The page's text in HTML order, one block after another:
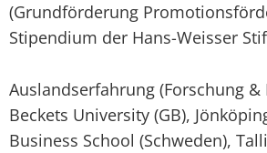
(Grundförderung
Stipendium der Hans-Weisser
Auslandserfahrung (Forschung &
Beckets University (GB),
Business School (Schweden),